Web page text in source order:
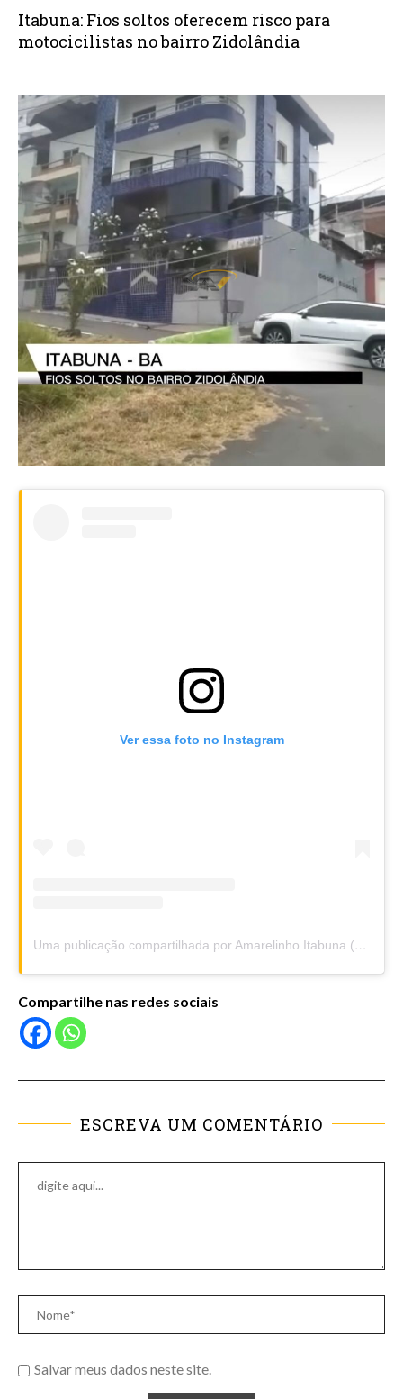
Itabuna: Fios soltos oferecem risco para
motocicilistas no bairro Zidolândia
Ver essa foto no Instagram
Uma publicação compartilhada por Amarelinho Itabuna (@amarelinhoitabuna)
Compartilhe nas redes sociais
ESCREVA UM COMENTÁRIO
Salvar meus dados neste site.